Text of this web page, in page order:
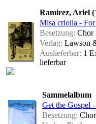
Ramirez, Ariel
Misa criolla - For
Besetzung: Chor
Verlag: Lawson
Auslieferbar: 1
lieferbar
Sammelalbum
Get the Gospel
Besetzung: